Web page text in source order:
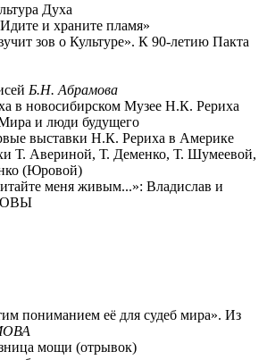
Духа
и храните пламя»
зов о Культуре». К 90-летию Пакта
Б.Н. Абрамова
в новосибирском Музее Н.К. Рериха
и люди будущего
выставки Н.К. Рериха в Америке
Т. Авериной, Т. Деменко, Т. Шумеевой,
(Юровой)
меня живым...»: Владислав и
пониманием её для судеб мира». Из
мощи (отрывок)